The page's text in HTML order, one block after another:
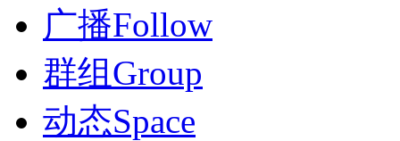
广播Follow
群组 Group
动态Space